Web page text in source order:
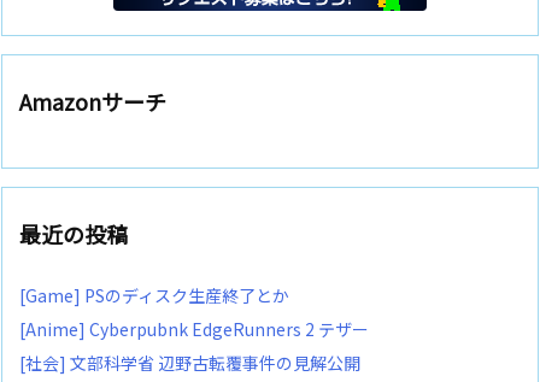
Amazonサーチ
最近の投稿
[Game] PSのディスク生産終了とか
[Anime] Cyberpubnk EdgeRunners 2 テザー
[社会] 文部科学省 辺野古転覆事件の見解公開